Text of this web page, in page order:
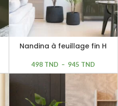
Nandina à feuillage fin H
498 TND – 945 TND